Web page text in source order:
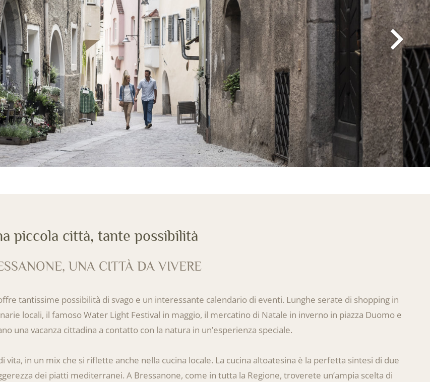
piccola città, tante possibilità
UNA CITTÀ DA VIVERE
tantissime possibilità di svago e un interessante calendario di eventi. Lunghe serate di shopping in
locali, il famoso Water Light Festival in maggio, il mercatino di Natale in inverno in piazza Duomo e
una vacanza cittadina a contatto con la natura in un’esperienza speciale.
in un mix che si riflette anche nella cucina locale. La cucina altoatesina è la perfetta sintesi di due
dei piatti mediterranei. A Bressanone, come in tutta la Regione, troverete un’ampia scelta di